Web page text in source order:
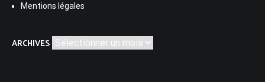
Mentions légales
ARCHIVES Archives